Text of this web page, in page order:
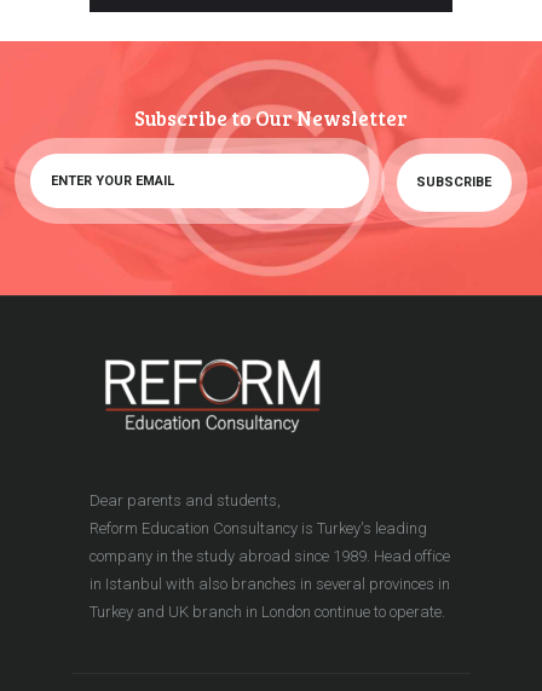
Subscribe to Our Newsletter
Dear parents and students,
Reform Education Consultancy is Turkey's leading
company in the study abroad since 1989. Head office
in Istanbul with also branches in several provinces in
Turkey and UK branch in London continue to operate.